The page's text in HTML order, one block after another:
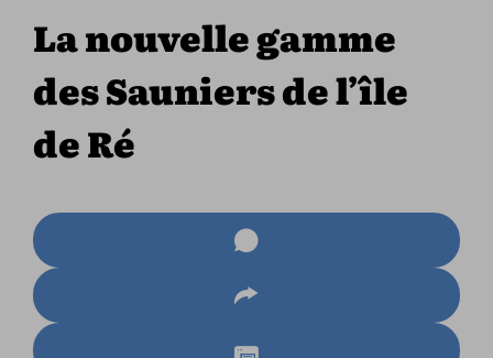
La nouvelle gamme
des Sauniers de l’île
de Ré